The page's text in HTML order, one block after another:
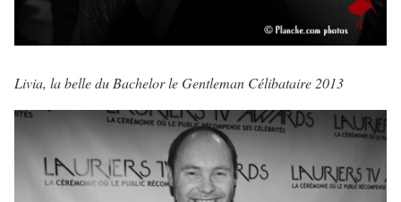
Livia, la belle du Bachelor le Gentleman Célibataire 2013